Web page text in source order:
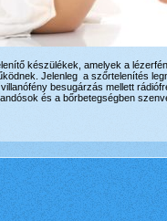
készülékek, amelyek a
Jelenleg a szőrtelenítés
besugárzás mellett
és a bőrbetegségben